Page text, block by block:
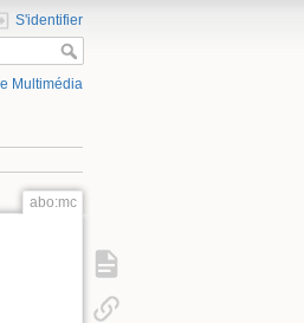
S'identifier
Multimédia
abo:mc